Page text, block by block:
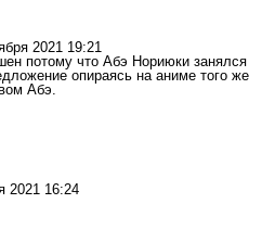
2021 19:21
потому что Абэ Нориюки занялся
опираясь на аниме того же
Абэ.
2021 16:24